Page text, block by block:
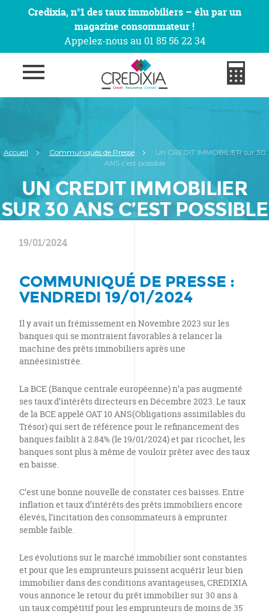
Credixia, n°1 des taux immobiliers – élu par un
magazine consommateur !
Appelez-nous au 01 85 56 22 34
Accueil Communiqués de Presse
Un CREDIT IMMOBILIER sur 30
ANS c’est possible
UN CREDIT IMMOBILIER
SUR 30 ANS C’EST POSSIBLE
19/01/2024
COMMUNIQUÉ DE PRESSE :
VENDREDI 19/01/2024
Il y avait un frémissement en Novembre 2023 sur les
banques qui se montraient favorables à relancer la
machine des prêts immobiliers après une
annéesinistrée.
La BCE (Banque centrale européenne) n’a pas augmenté
ses taux d’intérêts directeurs en Décembre 2023. Le taux
de la BCE appelé OAT 10 ANS(Obligations assimilables du
Trésor) qui sert de référence pour le refinancement des
banques faiblit à 2.84% (le 19/01/2024) et par ricochet, les
banques sont plus à même de vouloir prêter avec des taux
en baisse.
C’est une bonne nouvelle de constater ces baisses. Entre
inflation et taux d’intérêts des prêts immobiliers encore
élevés, l’incitation des consommateurs à emprunter
semble faible.
Les évolutions sur le marché immobilier sont constantes
et pour que les emprunteurs puissent acquérir leur bien
immobilier dans des conditions avantageuses, CREDIXIA
vous annonce le retour du prêt immobilier sur 30 ans à
un taux compétitif pour les emprunteurs de moins de 35